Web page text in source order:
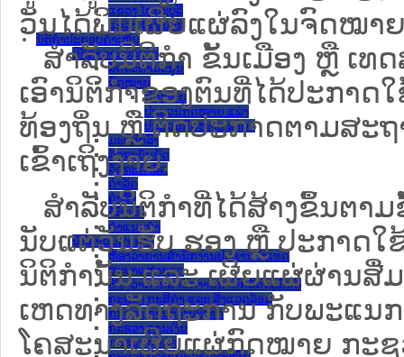
ແຂວງ ໄຊຍະບູລີ
ແຂວງ ໄຊສົມບູນ
ນິຕິກໍາປະກອບຄໍາເຫັນ
ນິຕິກໍາຕາມປະເພດ
ລັດຖະທໍາມະນູນ
ກົດໝາຍ
ກົດໝາຍ
ປະມວນກົດໝາຍ ແພ່ງ
ປະມວນກົດໝາຍ ອາຍາ
ມະຕິຕົກລົງ
ລັດຖະບັນຍັດ
ລັດຖະດໍາລັດ
ດໍາລັດ
ຄໍາສັ່ງ
ຂໍ້ຕົກລົງ
ຄໍາແນະນໍາ
ນິຕິກຳຂັ້ນສູນກາງ
ຫ້ອງວ່າການສໍານັກງານປະທານປະເທດ
ສະພາແຫ່ງຊາດ
ຫ້ອງວ່າການສຳນັກງານນາຍົກລັດຖະມົນຕີ
ກະຊວງ ກະສິກຳ ແລະ ສິ່ງແວດລ້ອມ
ກະຊວງ ການຕ່າງປະເທດ
ກະຊວງ ການເງິນ
ກະຊວງ ຍຸຕິທໍາ
ວັນໄດ້ພິມເຜີຍແຜ່ລົງໃນຈົດໝາ
ສຳລັບນິ​ຕິ​ກຳ ຂັ້ນເມືອງ ຫຼື ເທ
ເອົານິຕິກຳຂອງຕົນທີ່ໄດ້ປະກາ
ທ້ອງຖິ່ນ ຫຼື ຕິດປະກາດຕາມສະ
ເຂົ້າເຖິງງ່າຍ.
ສໍາລັບນິຕິກໍາທີ່ໄດ້ສ້າງຂຶ້ນຕາ
ນັບແຕ່ວັນຮັບ ຮອງ ຫຼື ປະກາດໃ
ນິຕິກໍານັ້ນ ແລະ ເຜີຍແຜ່ຜ່ານສື່
ເຫດທາງລັດຖະການ ກັບ​ພະແນ
ໂຄສະນາເຜີຍແຜ່ກົດໝາຍ ກະ